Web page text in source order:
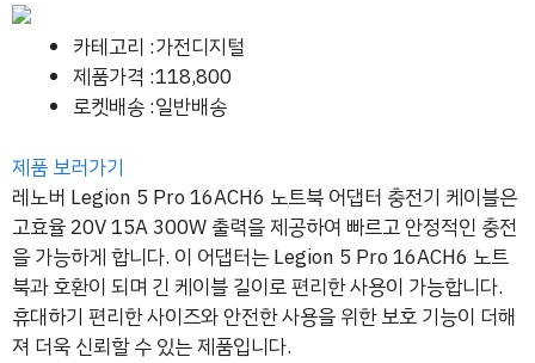
카테고리 :가전디지털
제품가격 :118,800
로켓배송 :일반배송
제품 보러가기
레노버 Legion 5 Pro 16ACH6 노트북 어댑터 충전기 케이블은
고효율 20V 15A 300W 출력을 제공하여 빠르고 안정적인 충전
을 가능하게 합니다. 이 어댑터는 Legion 5 Pro 16ACH6 노트
북과 호환이 되며 긴 케이블 길이로 편리한 사용이 가능합니다.
휴대하기 편리한 사이즈와 안전한 사용을 위한 보호 기능이 더해
져 더욱 신뢰할 수 있는 제품입니다.